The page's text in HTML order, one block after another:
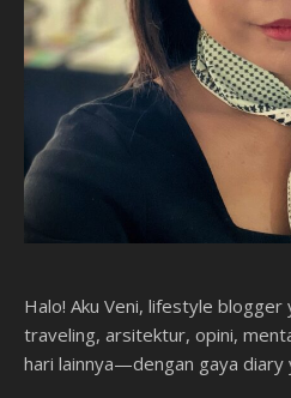
Halo! Aku Veni, lifestyle blogger
traveling, arsitektur, opini,
hari lainnya—dengan gaya diary